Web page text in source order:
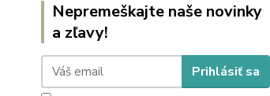
Nepremeškajte naše novinky
a zľavy!
Prihlásiť sa